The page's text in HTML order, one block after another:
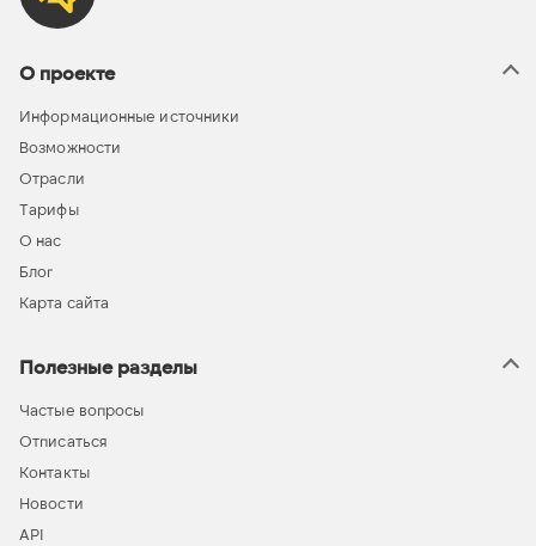
О проекте
Информационные источники
Возможности
Отрасли
Тарифы
О нас
Блог
Карта сайта
Полезные разделы
Частые вопросы
Отписаться
Контакты
Новости
API